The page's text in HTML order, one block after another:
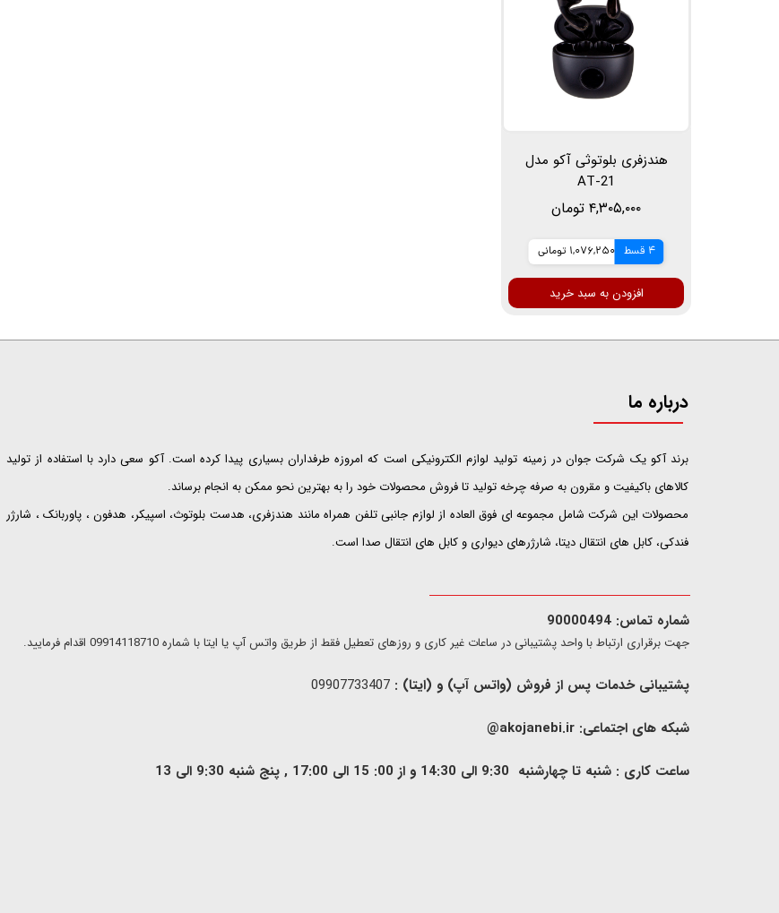
هندزفری بلوتوثی آکو مدل
AT-21
۴,۳۰۵,۰۰۰ تومان
4 قسط 1,076,250 تومانی
افزودن به سبد خرید
درباره ما
​​​​​​​برند آکو یک شرکت جوان در زمینه تولید لوازم الکترونیکی است که امروزه طرفداران بسیاری پیدا کرده است. آکو سعی دارد با استفاده از تولید
کالاهای باکیفیت و مقرون به صرفه چرخه تولید تا فروش محصولات خود را به بهترین نحو ممکن به انجام برساند.
محصولات این شرکت شامل مجموعه ای فوق العاده از لوازم جانبی تلفن همراه مانند هندزفری، هدست بلوتوث، اسپیکر، هدفون ، پاوربانک ، شارژر
فندکی، کابل های انتقال دیتا، شارژرهای دیواری و کابل های انتقال صدا است.
شماره تماس: 90000494
​​جهت برقراری ارتباط با واحد پشتیبانی در ساعات غیر کاری و روزهای تعطیل فقط از طریق واتس آپ یا ایتا با شماره 09914118710 اقدام فرمایید.
پشتیبانی خدمات پس از فروش (واتس آپ) و (ایتا) :
شبکه های اجتماعی: akojanebi.ir@
ساعت کاری : شنبه تا چهارشنبه 9:30 الی 14:30 و از 00: 15 الی 17:00 , پنج شنبه 9:30 الی 13